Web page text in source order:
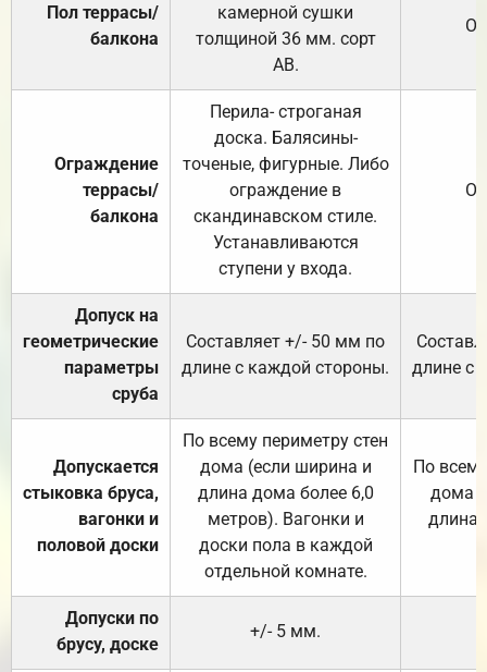
Пол террасы/
балкона
камерной сушки
толщиной 36 мм. сорт
АВ.
Ограждение
террасы/
балкона
Перила- строганая
доска. Балясины-
точеные, фигурные. Либо
ограждение в
скандинавском стиле.
Устанавливаются
ступени у входа.
Допуск на
геометрические
параметры
сруба
Составляет +/- 50 мм по
длине с каждой стороны.
длине с
Допускается
стыковка бруса,
вагонки и
половой доски
По всему периметру стен
дома (если ширина и
длина дома более 6,0
метров). Вагонки и
доски пола в каждой
отдельной комнате.
По
дома
длина
Допуски по
брусу, доске
+/- 5 мм.